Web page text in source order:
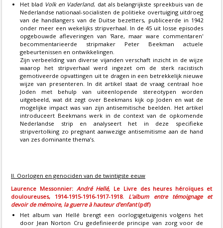
Het blad Volk en Vaderland, dat als belangrijkste spreekbuis van de
Nederlandse nationaal-socialisten de politieke overtuiging uitdroeg
van de handlangers van de Duitse bezetters, publiceerde in 1942
onder meer een wekelijks stripverhaal. In de 45 uit losse episodes
opgebouwde afleveringen van 'Rare, maar ware commentaren'
becommentarieerde stripmaker Peter Beekman actuele
gebeurtenissen en ontwikkelingen.
Zijn verbeelding van diverse vijanden verschaft inzicht in de wijze
waarop het stripverhaal werd ingezet om de sterk racistisch
gemotiveerde opvattingen uit te dragen in een betrekkelijk nieuwe
wijze van presenteren. In dit artikel staat de vraag centraal hoe
Joden met behulp van uiteenlopende stereotypen worden
uitgebeeld, wat dit zegt over Beekmans kijk op Joden en wat de
mogelijke impact was van zijn antisemitische beelden. Het artikel
introduceert Beekmans werk in de context van de opkomende
Nederlandse strip en analyseert het in deze specifieke
stripvertolking zo pregnant aanwezige antisemitisme aan de hand
van zes dominante thema’s.
II. Oorlogen en genociden van de twintigste eeuw
Laurence Messonnier: André Hellé, Le Livre des heures héroïques et
douloureuses, 1914-1915-1916-1917-1918. L'album entre témoignage et
devoir de mémoire, la guerre à hauteur d'enfant(pdf)
Het album van Hellé brengt een oorlogsgetuigenis volgens het
door Jean Norton Cru gedefinieerde principe van zorg voor de